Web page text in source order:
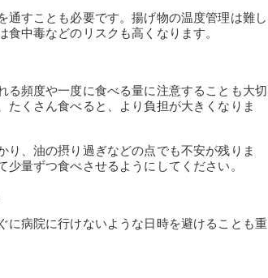
すことも必要です。揚げ物の温度管理は難し
中毒などのリスクも高くなります。
頻度や一度に食べる量に注意することも大切
くさん食べると、より負担が大きくなりま
り、油の摂り過ぎなどの点でも不安が残りま
量ずつ食べさせるようにしてください。
に病院に行けないような日時を避けることも重